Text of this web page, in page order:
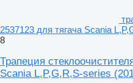
2537123 для тягача Scania
8
Трапеция
Scania L,P,G,R,S-series